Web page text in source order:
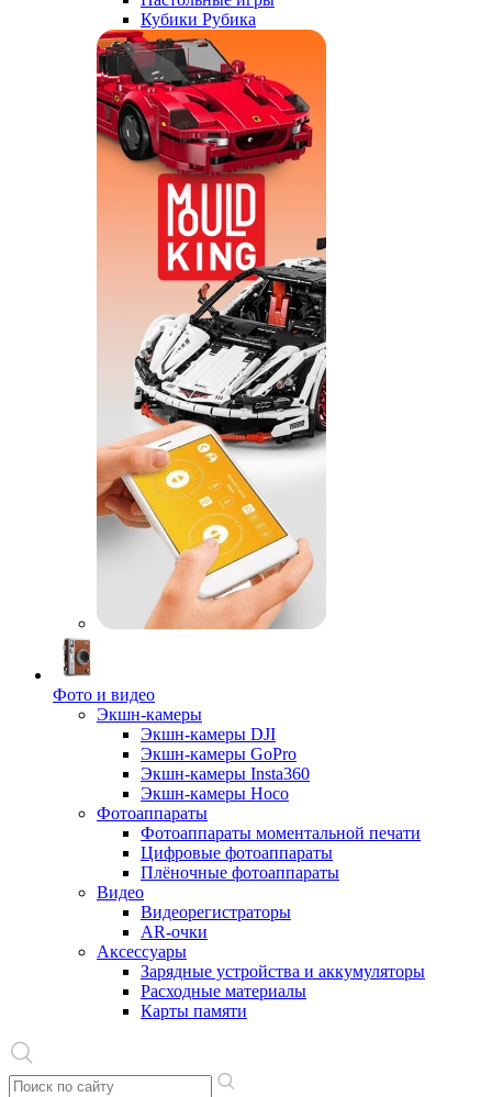
Кубики Рубика
Фото и видео
Экшн-камеры
Экшн-камеры DJI
Экшн-камеры GoPro
Экшн-камеры Insta360
Экшн-камеры Hoco
Фотоаппараты
Фотоаппараты моментальной печати
Цифровые фотоаппараты
Плёночные фотоаппараты
Видео
Видеорегистраторы
AR-очки
Аксессуары
Зарядные устройства и аккумуляторы
Расходные материалы
Карты памяти